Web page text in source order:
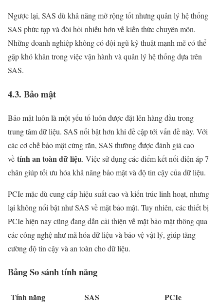
Ngược lại, SAS dù khả năng mở rộng tốt nhưng quản lý hệ thống
SAS phức tạp và đòi hỏi nhiều hơn về kiến thức chuyên môn.
Những doanh nghiệp không có đội ngũ kỹ thuật mạnh mẽ có thể
gặp khó khăn trong việc vận hành và quản lý hệ thống dựa trên
SAS.
4.3. Bảo mật
Bảo mật luôn là một yếu tố luôn được đặt lên hàng đầu trong
trung tâm dữ liệu. SAS nổi bật hơn khi đề cập tới vấn đề này. Với
các cơ chế bảo mật cứng rắn, SAS thường được đánh giá cao
về tính an toàn dữ liệu. Việc sử dụng các điểm kết nối điện áp 7
chân giúp tối ưu hóa khả năng bảo mật và độ tin cậy của dữ liệu.
PCIe mặc dù cung cấp hiệu suất cao và kiến trúc linh hoạt, nhưng
lại không nổi bật như SAS về mặt bảo mật. Tuy nhiên, các thiết bị
PCIe hiện nay cũng đang dần cải thiện về mặt bảo mật thông qua
các công nghệ như mã hóa dữ liệu và bảo vệ vật lý, giúp tăng
cường độ tin cậy và an toàn cho dữ liệu.
Bảng So sánh tính năng
Tính năng SAS PCIe